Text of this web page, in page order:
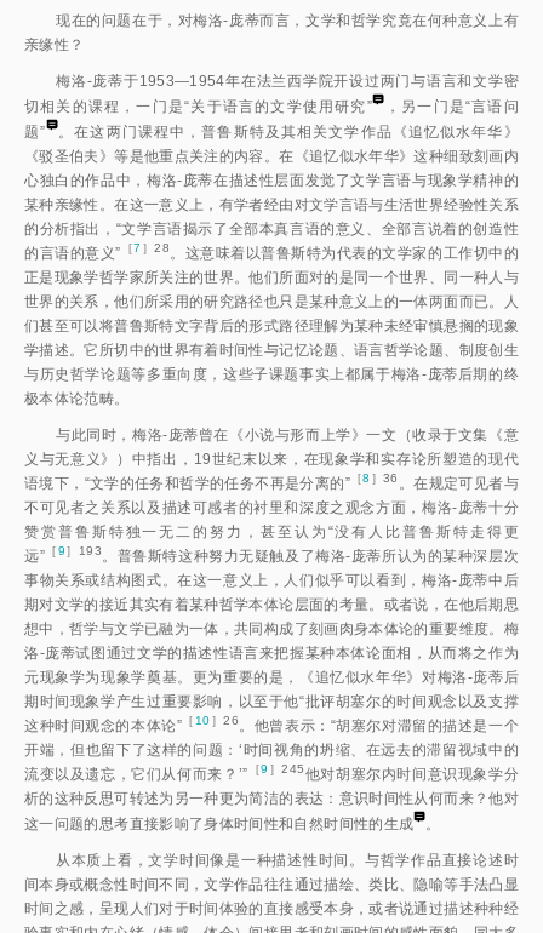
现在的问题在于，对梅洛-庞蒂而言，文学和哲学究竟在何种意义上有
亲缘性？
梅洛-庞蒂于1953—1954年在法兰西学院开设过两门与语言和文学密
切相关的课程，一门是“关于语言的文学使用研究”
，另一门是“言语问
题”
。在这两门课程中，普鲁斯特及其相关文学作品《追忆似水年华》
《驳圣伯夫》等是他重点关注的内容。在《追忆似水年华》这种细致刻画内
心独白的作品中，梅洛-庞蒂在描述性层面发觉了文学言语与现象学精神的
某种亲缘性。在这一意义上，有学者经由对文学言语与生活世界经验性关系
的分析指出，“文学言语揭示了全部本真言语的意义、全部言说着的创造性
的言语的意义” ［7 ］28。这意味着以普鲁斯特为代表的文学家的工作切中的
正是现象学哲学家所关注的世界。他们所面对的是同一个世界、同一种人与
世界的关系，他们所采用的研究路径也只是某种意义上的一体两面而已。人
们甚至可以将普鲁斯特文字背后的形式路径理解为某种未经审慎悬搁的现象
学描述。它所切中的世界有着时间性与记忆论题、语言哲学论题、制度创生
与历史哲学论题等多重向度，这些子课题事实上都属于梅洛-庞蒂后期的终
极本体论范畴。
与此同时，梅洛-庞蒂曾在《小说与形而上学》一文（收录于文集《意
义与无意义》）中指出，19世纪末以来，在现象学和实存论所塑造的现代
语境下，“文学的任务和哲学的任务不再是分离的”［8 ］36 。在规定可见者与
不可见者之关系以及描述可感者的衬里和深度之观念方面，梅洛-庞蒂十分
赞赏普鲁斯特独一无二的努力，甚至认为“没有人比普鲁斯特走得更
远”［9］193。普鲁斯特这种努力无疑触及了梅洛-庞蒂所认为的某种深层次
事物关系或结构图式。在这一意义上，人们似乎可以看到，梅洛-庞蒂中后
期对文学的接近其实有着某种哲学本体论层面的考量。或者说，在他后期思
想中，哲学与文学已融为一体，共同构成了刻画肉身本体论的重要维度。梅
洛-庞蒂试图通过文学的描述性语言来把握某种本体论面相，从而将之作为
元现象学为现象学奠基。更为重要的是，《追忆似水年华》对梅洛-庞蒂后
期时间现象学产生过重要影响，以至于他“批评胡塞尔的时间观念以及支撑
这种时间观念的本体论” ［ 10］26。他曾表示：“胡塞尔对滞留的描述是一个
开端，但也留下了这样的问题：‘时间视角的坍缩、在远去的滞留视域中的
流变以及遗忘，它们从何而来？’” ［9 ］245他对胡塞尔内时间意识现象学分
析的这种反思可转述为另一种更为简洁的表达：意识时间性从何而来？他对
这一问题的思考直接影响了身体时间性和自然时间性的生成 。
从本质上看，文学时间像是一种描述性时间。与哲学作品直接论述时
间本身或概念性时间不同，文学作品往往通过描绘、类比、隐喻等手法凸显
时间之感，呈现人们对于时间体验的直接感受本身，或者说通过描述种种经